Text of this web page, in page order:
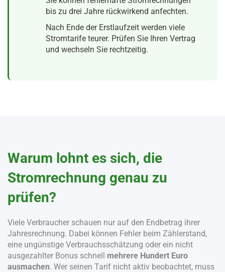
bis zu drei Jahre rückwirkend anfechten.
Nach Ende der Erstlaufzeit werden viele
Stromtarife teurer. Prüfen Sie Ihren Vertrag
und wechseln Sie rechtzeitig.
Warum lohnt es sich, die
Stromrechnung genau zu
prüfen?
Viele Verbraucher schauen nur auf den Endbetrag ihrer
Jahresrechnung. Dabei können Fehler beim Zählerstand,
eine ungünstige Verbrauchsschätzung oder ein nicht
ausgezahlter Bonus schnell mehrere Hundert Euro
ausmachen. Wer seinen Tarif nicht aktiv beobachtet, muss